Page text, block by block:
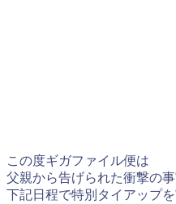
この度ギガファイル便は
父親から告げられた衝撃の
下記日程で特別タイアップを